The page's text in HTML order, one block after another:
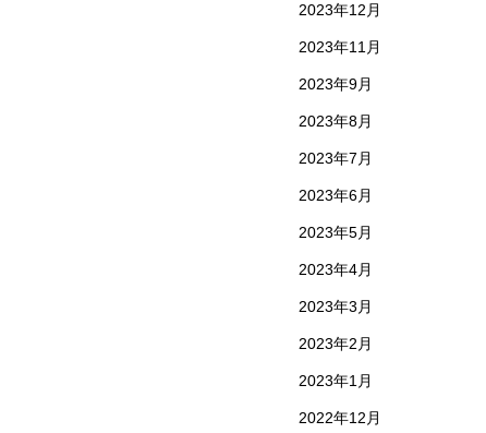
2023年12月
2023年11月
2023年9月
2023年8月
2023年7月
2023年6月
2023年5月
2023年4月
2023年3月
2023年2月
2023年1月
2022年12月